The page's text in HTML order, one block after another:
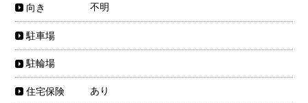
向き 不明
駐車場
駐輪場
住宅保険 あり